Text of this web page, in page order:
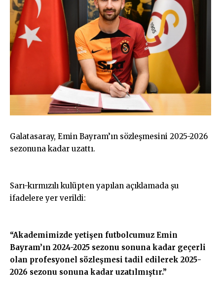
Galatasaray, Emin Bayram’ın sözleşmesini 2025-2026
sezonuna kadar uzattı.
Sarı-kırmızılı kulüpten yapılan açıklamada şu
ifadelere yer verildi:
“Akademimizde yetişen futbolcumuz Emin
Bayram’ın 2024-2025 sezonu sonuna kadar geçerli
olan profesyonel sözleşmesi tadil edilerek 2025-
2026 sezonu sonuna kadar uzatılmıştır.”